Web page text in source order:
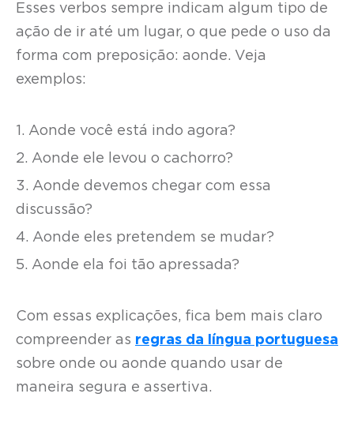
Esses verbos sempre indicam algum tipo de
ação de ir até um lugar, o que pede o uso da
forma com preposição: aonde. Veja
exemplos:
1. Aonde você está indo agora?
2. Aonde ele levou o cachorro?
3. Aonde devemos chegar com essa
discussão?
4. Aonde eles pretendem se mudar?
5. Aonde ela foi tão apressada?
Com essas explicações, fica bem mais claro
compreender as regras da língua portuguesa
sobre onde ou aonde quando usar de
maneira segura e assertiva.